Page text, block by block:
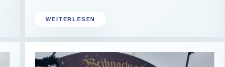
WEITERLESEN